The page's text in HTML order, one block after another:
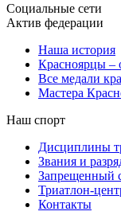
Социальные сети
Актив федерации
Наша история
Красноярцы –
Все медали
Мастера
Наш спорт
Дисциплины
Звания и
Запрещенный
Триатлон-
Контакты